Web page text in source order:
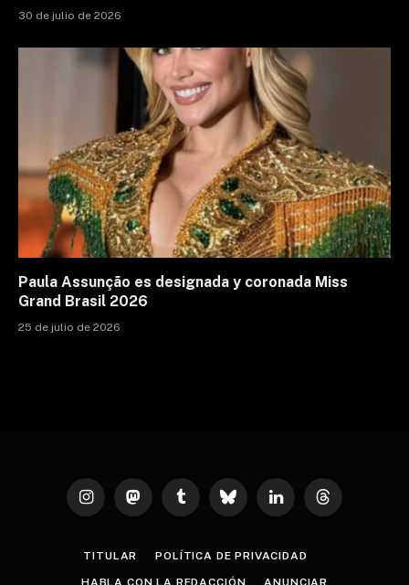
30 de julio de 2026
Paula Assunção es designada y coronada Miss
Grand Brasil 2026
25 de julio de 2026
InstagramMastodonTumblr Bluesky LinkedInThreads
TITULAR POLÍTICA DE PRIVACIDAD
HABLA CON LA REDACCIÓN ANUNCIAR